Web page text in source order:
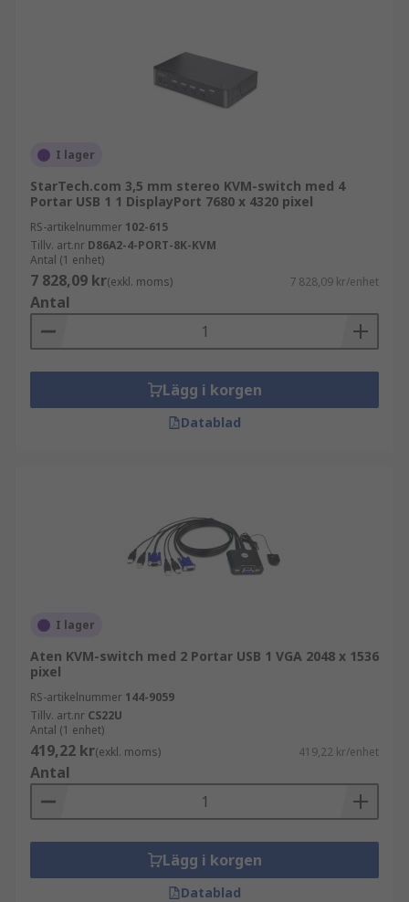
I lager
StarTech.com 3,5 mm stereo KVM-switch med 4
Portar USB 1 1 DisplayPort 7680 x 4320 pixel
RS-artikelnummer 102-615
Tillv. art.nr D86A2-4-PORT-8K-KVM
Antal (1 enhet)
7 828,09 kr(exkl. moms) 7 828,09 kr/enhet
Antal
Lägg i korgen
Datablad
I lager
Aten KVM-switch med 2 Portar USB 1 VGA 2048 x 1536
pixel
RS-artikelnummer 144-9059
Tillv. art.nr CS22U
Antal (1 enhet)
419,22 kr(exkl. moms) 419,22 kr/enhet
Antal
Lägg i korgen
Datablad